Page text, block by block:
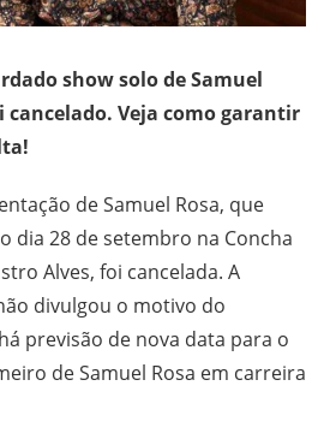
show solo de Samuel
cancelado. Veja como garantir
de Samuel Rosa, que
dia 28 de setembro na Concha
Alves, foi cancelada. A
divulgou o motivo do
previsão de nova data para o
de Samuel Rosa em carreira